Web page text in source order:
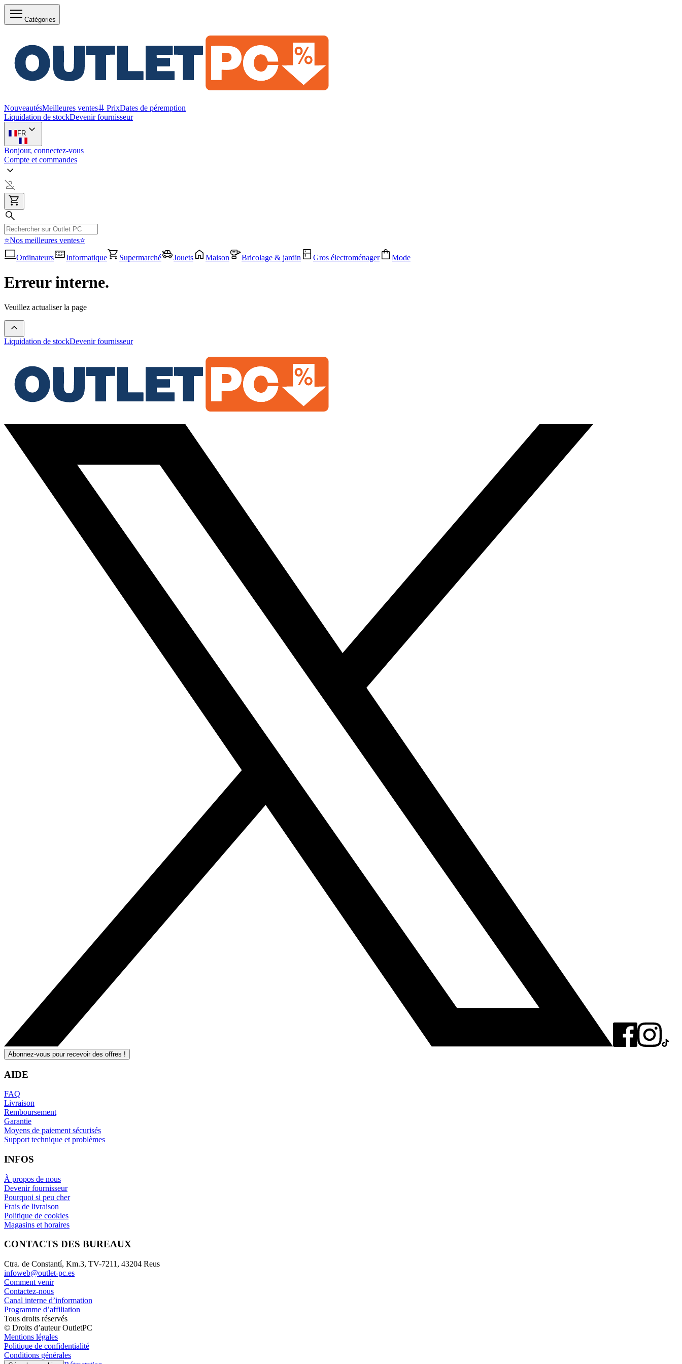
Catégories
NouveautésMeilleures ventes⇊ PrixDates de péremption
Liquidation de stockDevenir fournisseur
FR
Bonjour, connectez-vous
Compte et commandes
⭐Nos meilleures ventes⭐
Ordinateurs
Informatique Supermarché Jouets Maison Bricolage & jardin Gros électroménager Mode
Erreur interne.
Veuillez actualiser la page
Liquidation de stockDevenir fournisseur
Abonnez-vous pour recevoir des offres !
AIDE
FAQ
Livraison
Remboursement
Garantie
Moyens de paiement sécurisés
Support technique et problèmes
INFOS
À propos de nous
Devenir fournisseur
Pourquoi si peu cher
Frais de livraison
Politique de cookies
Magasins et horaires
CONTACTS DES BUREAUX
Ctra. de Constantí, Km.3, TV-7211, 43204 Reus
infoweb@outlet-pc.es
Comment venir
Contactez-nous
Canal interne d’information
Programme d’affiliation
Tous droits réservés
© Droits d’auteur OutletPC
Mentions légales
Politique de confidentialité
Conditions générales